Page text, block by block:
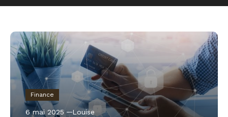
Finance
6 mai 2025 Louise